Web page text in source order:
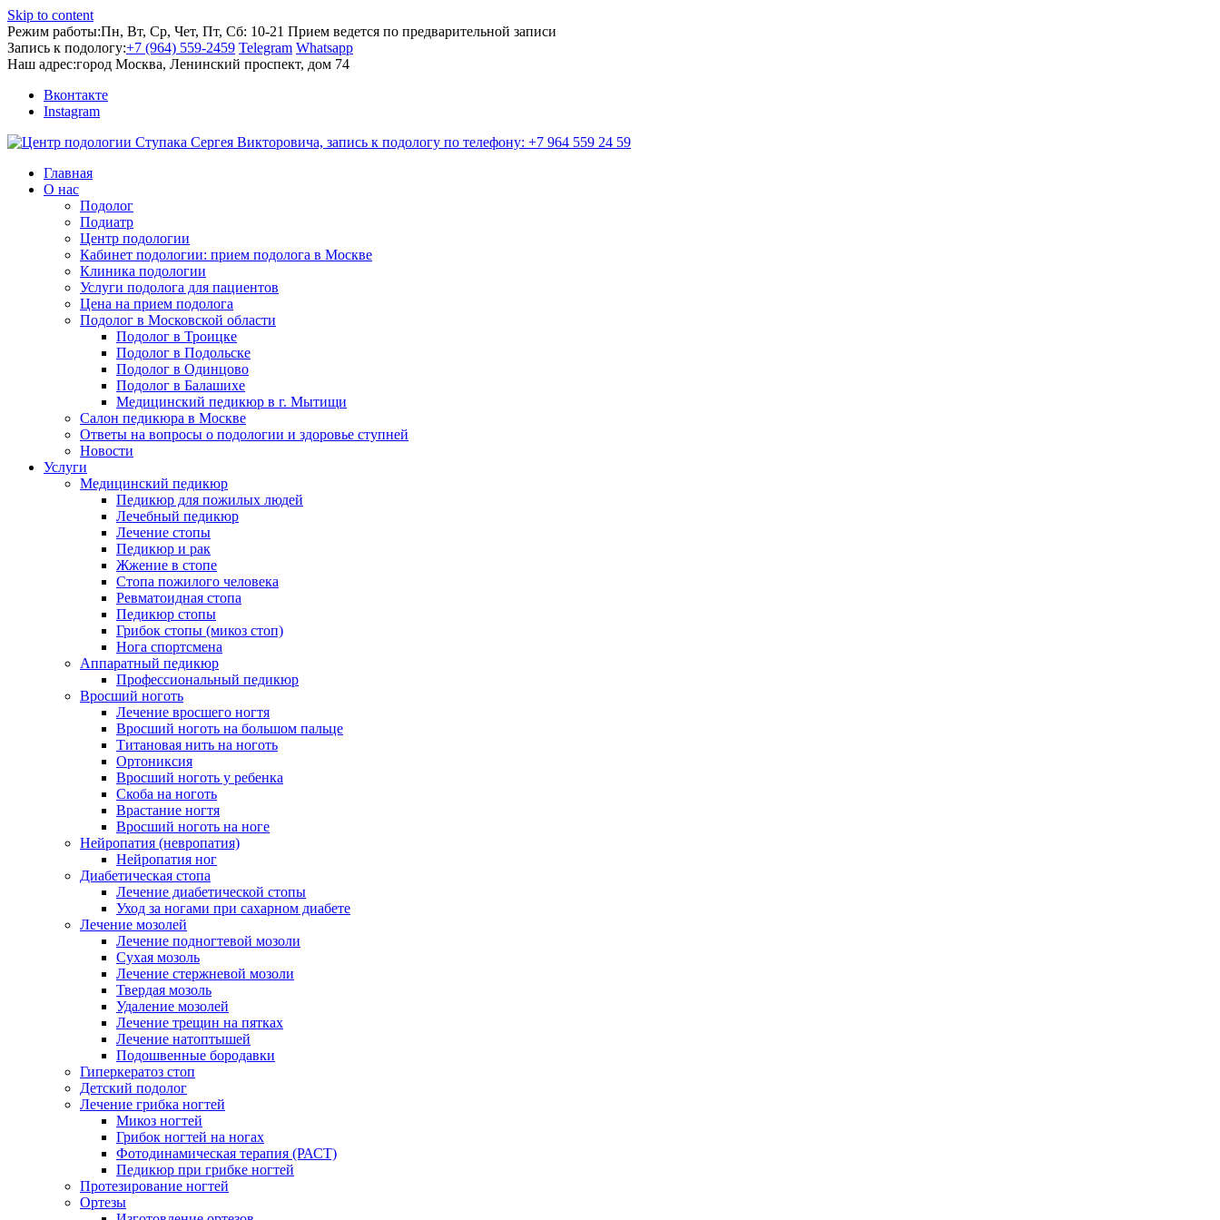
Skip to content
Режим работы:Пн, Вт, Ср, Чет, Пт, Сб: 10-21 Прием ведется по предварительной записи
Запись к подологу:+7 (964) 559-2459 Telegram Whatsapp
Наш адрес:город Москва, Ленинский проспект, дом 74
Вконтакте
Instagram
Главная
О нас
Подолог
Подиатр
Центр подологии
Кабинет подологии: прием подолога в Москве
Клиника подологии
Услуги подолога для пациентов
Цена на прием подолога
Подолог в Московской области
Подолог в Троицке
Подолог в Подольске
Подолог в Одинцово
Подолог в Балашихе
Медицинский педикюр в г. Мытищи
Салон педикюра в Москве
Ответы на вопросы о подологии и здоровье ступней
Новости
Услуги
Медицинский педикюр
Педикюр для пожилых людей
Лечебный педикюр
Лечение стопы
Педикюр и рак
Жжение в стопе
Стопа пожилого человека
Ревматоидная стопа
Педикюр стопы
Грибок стопы (микоз стоп)
Нога спортсмена
Аппаратный педикюр
Профессиональный педикюр
Вросший ноготь
Лечение вросшего ногтя
Вросший ноготь на большом пальце
Титановая нить на ноготь
Ортониксия
Вросший ноготь у ребенка
Скоба на ноготь
Врастание ногтя
Вросший ноготь на ноге
Нейропатия (невропатия)
Нейропатия ног
Диабетическая стопа
Лечение диабетической стопы
Уход за ногами при сахарном диабете
Лечение мозолей
Лечение подногтевой мозоли
Сухая мозоль
Лечение стержневой мозоли
Твердая мозоль
Удаление мозолей
Лечение трещин на пятках
Лечение натоптышей
Подошвенные бородавки
Гиперкератоз стоп
Детский подолог
Лечение грибка ногтей
Микоз ногтей
Грибок ногтей на ногах
Фотодинамическая терапия (РАСТ)
Педикюр при грибке ногтей
Протезирование ногтей
Ортезы